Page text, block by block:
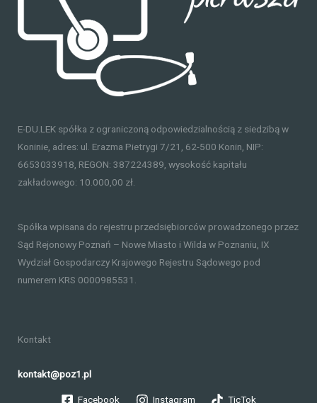
E-DU.LEK spółka z ograniczoną odpowiedzialnością z siedzibą w
Koninie, adres: ul. Erazma Pietrygi 7/21, 62-500 Konin, NIP:
6653033918, REGON: 387224389, wysokość kapitału
zakładowego: 10.000,00 zł.
Spółka wpisana do rejestru przedsiębiorców prowadzonego przez
Sąd Rejonowy Poznań – Nowe Miasto i Wilda w Poznaniu, IX
Wydział Gospodarczy Krajowego Rejestru Sądowego pod
numerem KRS 0000985531.
Kontakt
kontakt@poz1.pl
Facebook Instagram TicTok